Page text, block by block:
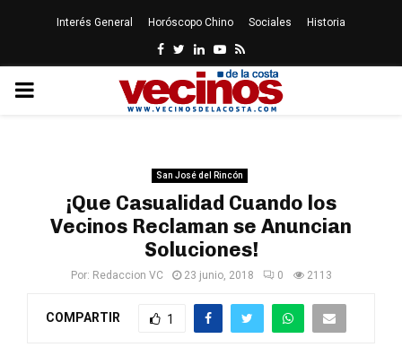
Interés General Horóscopo Chino Sociales Historia
Facebook
Twitter
LinkedinYoutube
Rss
PRIMARY
San José del Rincón
¡Que Casualidad Cuando los
Vecinos Reclaman se Anuncian
Soluciones!
Por: Redaccion VC 23 junio, 2018 0 2113
COMPARTIR 1